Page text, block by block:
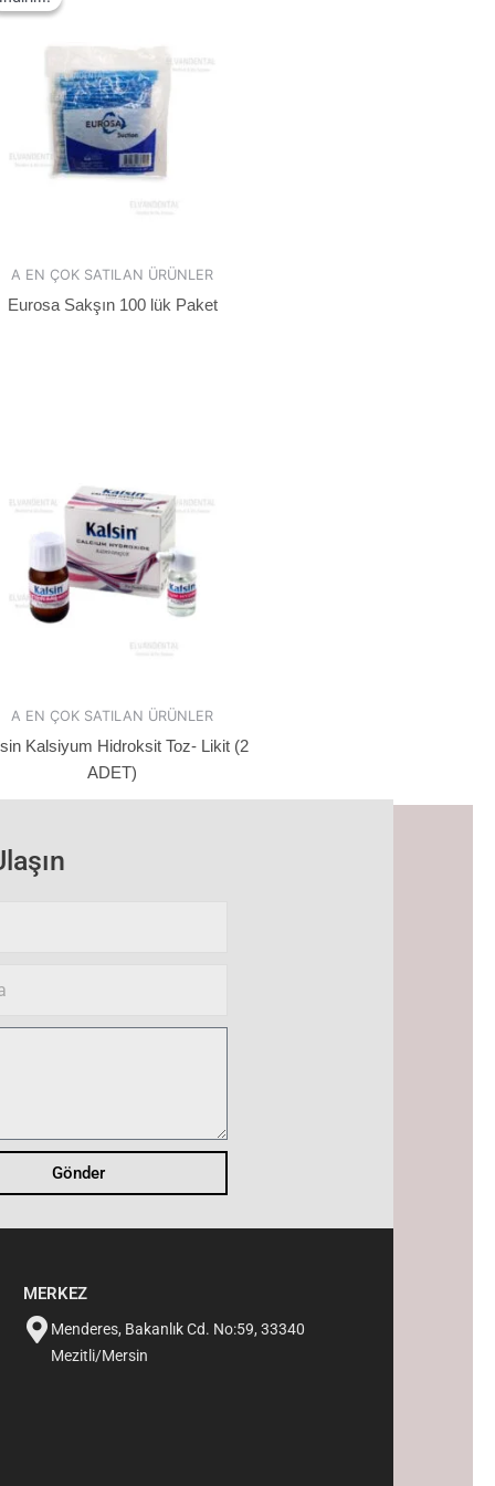
A EN ÇOK SATILAN ÜRÜNLER
Eurosa Sakşın 100 lük Paket
A EN ÇOK SATILAN ÜRÜNLER
Kalsiyum Hidroksit Toz- Likit (2
ADET)
Gönder
MERKEZ
Menderes, Bakanlık Cd. No:59, 33340
Mezitli/Mersin